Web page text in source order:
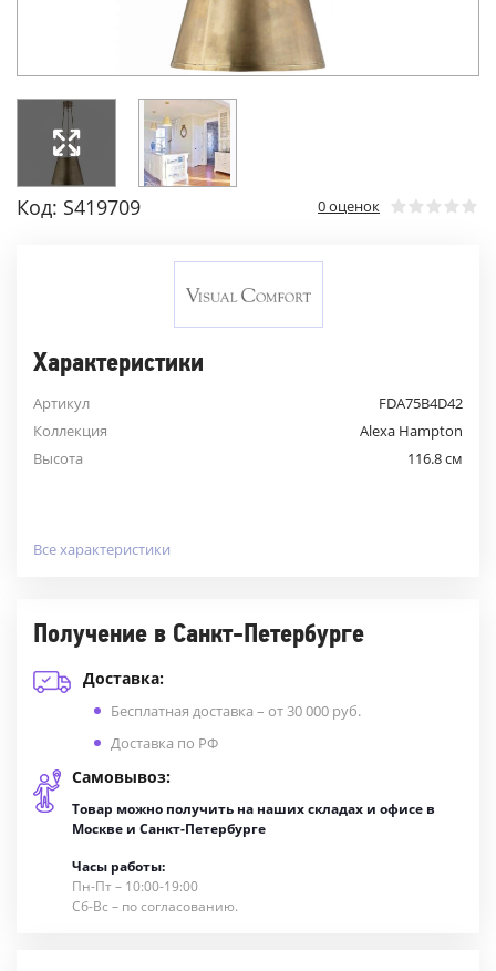
Код: S419709 0 оценок
Характеристики
Артикул
FDA75B4D42
Коллекция
Alexa Hampton
Высота
116.8 см
Все характеристики
Получение в Санкт-Петербурге
Доставка:
Бесплатная доставка – от 30 000 руб.
Доставка по РФ
Самовывоз:
Товар можно получить на наших складах и офисе в
Москве и Санкт-Петербурге
Часы работы:
Пн-Пт – 10:00-19:00
Сб-Вс – по согласованию.